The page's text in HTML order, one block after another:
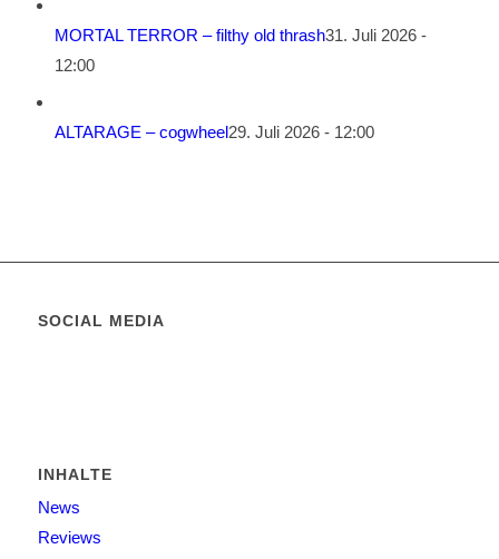
MORTAL TERROR – filthy old thrash31. Juli 2026 -
12:00
ALTARAGE – cogwheel29. Juli 2026 - 12:00
SOCIAL MEDIA
INHALTE
News
Reviews